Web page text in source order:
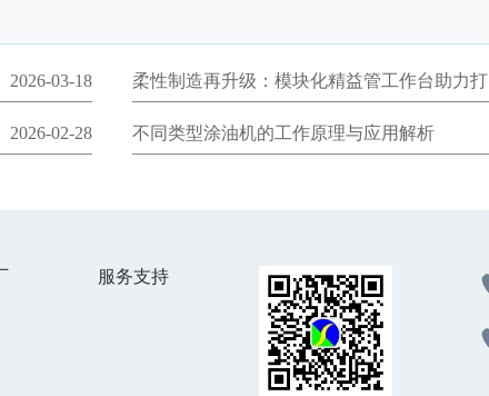
2026-03-18 柔性制造再升级：模块化精益管工作台助力打
2026-02-28 不同类型涂油机的工作原理与应用解析
服务支持